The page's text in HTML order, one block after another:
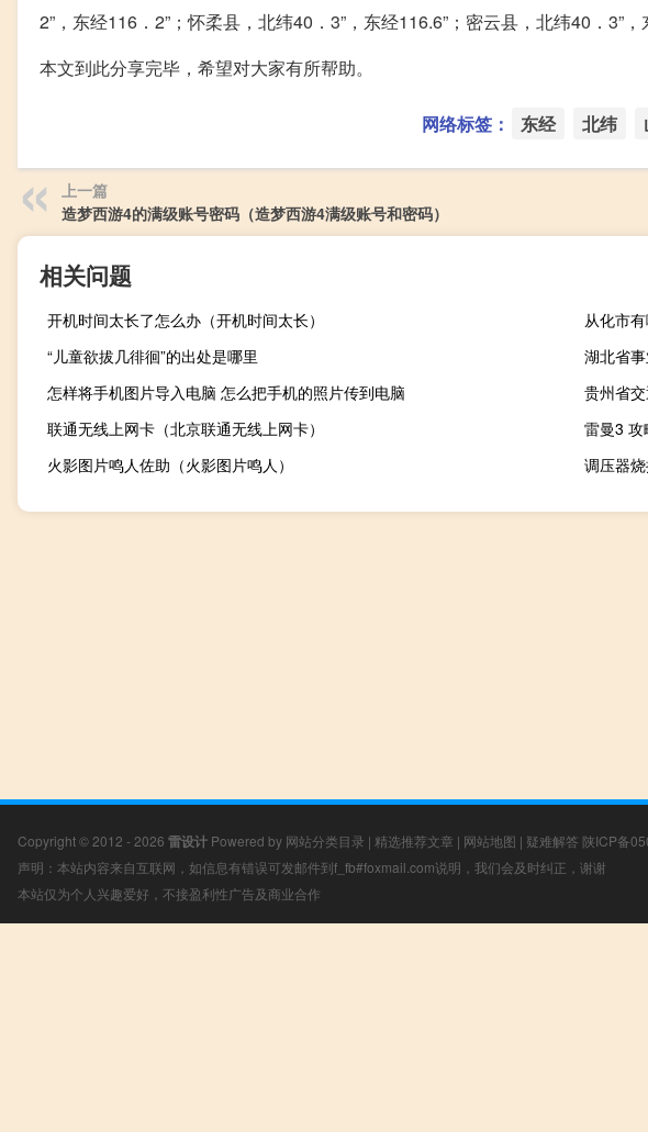
2”，东经116．2”；怀柔县，北纬40．3”，东经116.6”；密云县，北纬40．3”，
本文到此分享完毕，希望对大家有所帮助。
网络标签： 东经 北纬
上一篇
造梦西游4的满级账号密码（造梦西游4满级账号和密码）
相关问题
开机时间太长了怎么办（开机时间太长）
从化市
“儿童欲拔几徘徊”的出处是哪里
湖北省
怎样将手机图片导入电脑 怎么把手机的照片传到电脑
贵州省
联通无线上网卡（北京联通无线上网卡）
雷曼3 攻
火影图片鸣人佐助（火影图片鸣人）
调压器
Copyright © 2012 - 2026 雷设计 Powered by 网站分类目录 | 精选推荐文章 | 网站地图 | 疑难解答 陕ICP备
声明：本站内容来自互联网，如信息有错误可发邮件到f_fb#foxmail.com说明，我们会及时纠正，谢谢
本站仅为个人兴趣爱好，不接盈利性广告及商业合作